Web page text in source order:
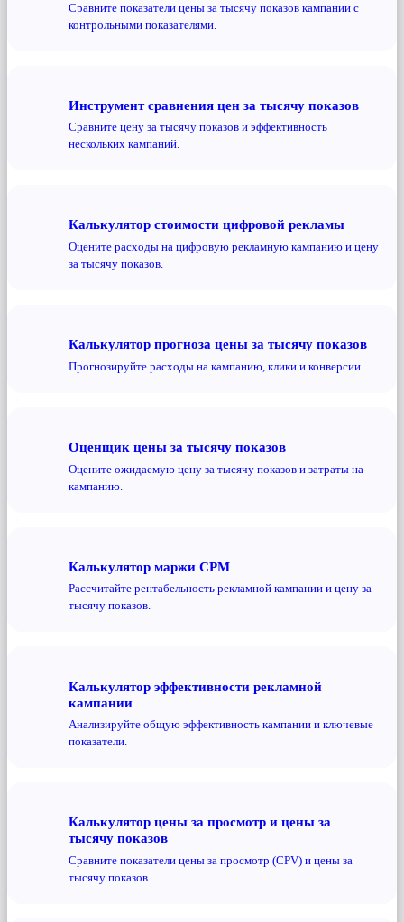
Сравните показатели цены за тысячу показов кампании с
контрольными показателями.
Инструмент сравнения цен за тысячу показов
Сравните цену за тысячу показов и эффективность
нескольких кампаний.
Калькулятор стоимости цифровой рекламы
Оцените расходы на цифровую рекламную кампанию и цену
за тысячу показов.
Калькулятор прогноза цены за тысячу показов
Прогнозируйте расходы на кампанию, клики и конверсии.
Оценщик цены за тысячу показов
Оцените ожидаемую цену за тысячу показов и затраты на
кампанию.
Калькулятор маржи CPM
Рассчитайте рентабельность рекламной кампании и цену за
тысячу показов.
Калькулятор эффективности рекламной
кампании
Анализируйте общую эффективность кампании и ключевые
показатели.
Калькулятор цены за просмотр и цены за
тысячу показов
Сравните показатели цены за просмотр (CPV) и цены за
тысячу показов.